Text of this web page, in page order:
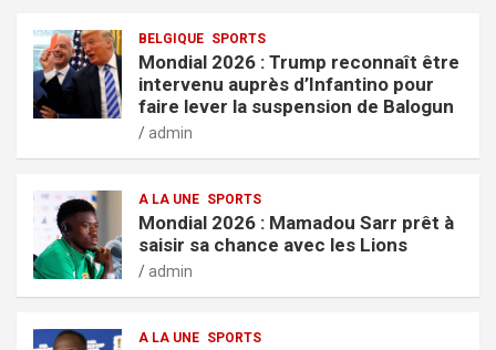
BELGIQUE SPORTS
Mondial 2026 : Trump reconnaît être
intervenu auprès d’Infantino pour
faire lever la suspension de Balogun
admin
A LA UNE SPORTS
Mondial 2026 : Mamadou Sarr prêt à
saisir sa chance avec les Lions
admin
A LA UNE SPORTS